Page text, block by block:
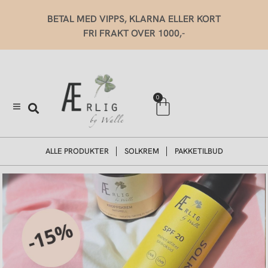
innholdet
BETAL MED VIPPS, KLARNA ELLER KORT
FRI FRAKT OVER 1000,-
0
Handlekurv
ALLE PRODUKTER SOLKREM PAKKETILBUD
Hjem